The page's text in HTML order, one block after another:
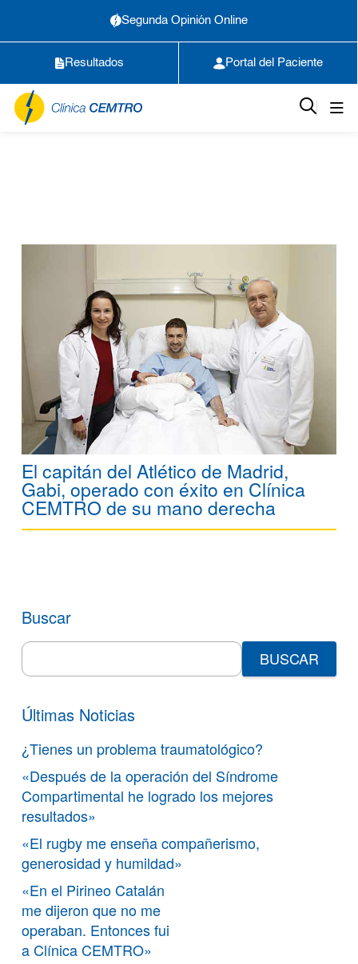
Segunda Opinión Online
Resultados Portal del Paciente
El capitán del Atlético de Madrid,
Gabi, operado con éxito en Clínica
CEMTRO de su mano derecha
Buscar
Search
for:
Últimas Noticias
¿Tienes un problema traumatológico?
«Después de la operación del Síndrome
Compartimental he logrado los mejores
resultados»
«El rugby me enseña compañerismo,
generosidad y humildad»
«En el Pirineo Catalán
me dijeron que no me
operaban. Entonces fui
a Clínica CEMTRO»